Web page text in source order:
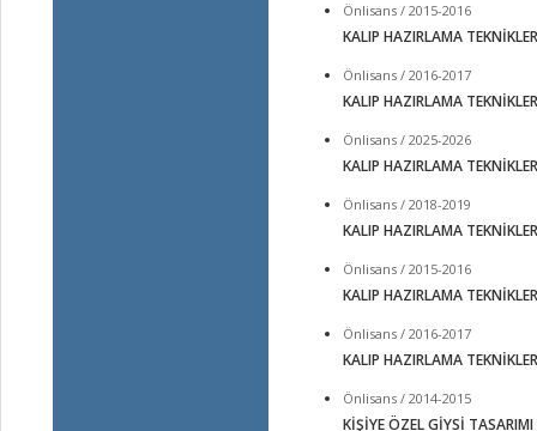
Önlisans / 2015-2016
KALIP HAZIRLAMA
Önlisans / 2016-2017
KALIP HAZIRLAMA
Önlisans / 2025-2026
KALIP HAZIRLAMA
Önlisans / 2018-2019
KALIP HAZIRLAMA
Önlisans / 2015-2016
KALIP HAZIRLAMA
Önlisans / 2016-2017
KALIP HAZIRLAMA
Önlisans / 2014-2015
KİŞİYE ÖZEL GİYSİ TASARIMI